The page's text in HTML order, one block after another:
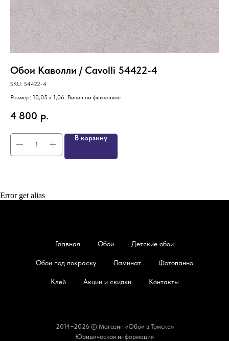
Обои Каволли / Cavolli 54422-4
SKU: 54422-4
Размер: 10,05 х 1,06. Винил на флизелине
4 800 р.
В корзину
Error get alias
Главная Обои Детские обои
Обои под покраску Ламинат Фотопанно
Клей Акции и скидки Контакты
2014−2026 © Магазин «Обои в Томске»
Юридическая информация